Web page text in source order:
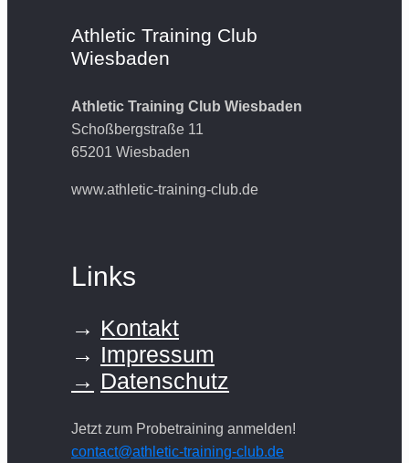
Athletic Training Club
Wiesbaden
Athletic Training Club Wiesbaden
Schoßbergstraße 11
65201 Wiesbaden
www.athletic-training-club.de
Links
→ Kontakt
→ Impressum
→ Datenschutz
Jetzt zum Probetraining anmelden!
contact@athletic-training-club.de